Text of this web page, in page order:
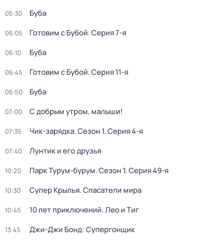
05:30 Буба
06:05 Готовим с Бубой. Серия 7-я
06:10 Буба
06:45 Готовим с Бубой. Серия 11-я
06:50 Буба
07:00 С добрым утром, малыши!
07:35 Чик-зарядка. Сезон 1. Серия 4-я
07:40 Лунтик и его друзья
10:20 Парк Турум-бурум. Сезон 1. Серия 49-я
10:30 Супер Крылья. Спасатели мира
10:45 10 лет приключений. Лео и Тиг
13:45 Джи-Джи Бонд: Супергонщик